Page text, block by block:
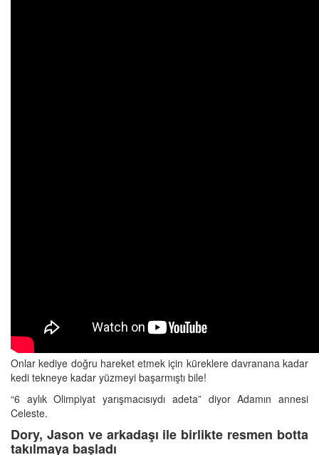
Onlar kediye doğru hareket etmek için küreklere davranana kadar
kedi tekneye kadar yüzmeyi başarmıştı bile!
“6 aylık Olimpiyat yarışmacısıydı adeta” diyor Adamın annesi
Celeste.
Dory, Jason ve arkadaşı ile birlikte resmen botta
takılmaya başladı